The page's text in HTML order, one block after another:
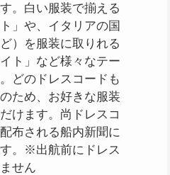
。白い服装で揃える
」や、イタリアの国
）を服装に取りれる
ト」など様々なテー
どのドレスコードも
ため、お好きな服装
けます。尚ドレスコ
布される船内新聞に
。※出航前にドレス
せん